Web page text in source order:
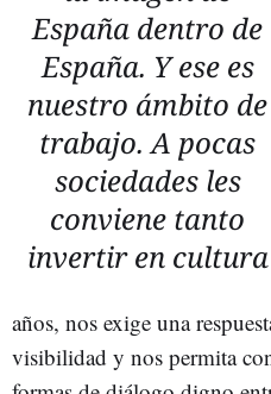
España dentro de
España. Y ese es
nuestro ámbito de
trabajo. A pocas
sociedades les
conviene tanto
invertir en cultura
años, nos exige una
visibilidad y nos permita